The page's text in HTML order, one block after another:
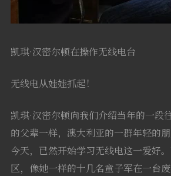
凯琪·汉密尔顿在操作无线电台
无线电从娃娃抓起！
凯琪·汉密尔顿向我们介绍当年的一段
的父辈一样，澳大利亚的一群年轻的
今天，已然开始学习无线电这一爱好
区，像她一样的十几名童子军在一台